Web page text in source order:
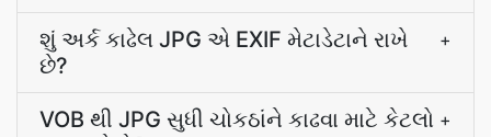
શું અર્ક કાઢેલ JPG એ EXIF મેટાડેટાને રાખે
છે?
+
VOB થી JPG સુધી ચોકઠાંને કાઢવા માટે કેટલો +